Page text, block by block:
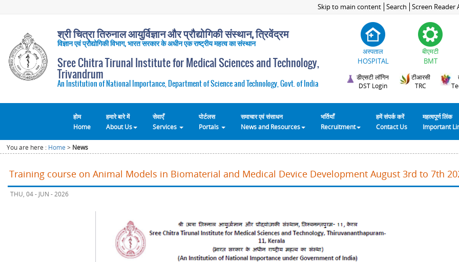
Skip to main content Search Screen Reader
श्री चित्रा तिरुनाल आयुर्विज्ञान और प्रौद्योगिकी संस्थान, त्रिवेंद्रम
विज्ञान एवं प्रौद्योगिकी विभाग, भारत सरकार के अधीन एक राष्ट्रीय महत्व का संस्थान
Sree Chitra Tirunal Institute for Medical Sciences and Technology,
Trivandrum
An Institution of National Importance, Department of Science and Technology, Govt. of India
अस्पताल
HOSPITAL
बीएमटी
BMT
डीएसटी लॉगिन
DST Login
टीआरसी
TRC
होम
Home
हमारे बारे में
About Us
सेवाएँ
Services
पोर्टलस
Portals
समाचार एवं संसाधन
News and Resources
भर्तियाँ
Recruitment
हमें संपर्क करें
Contact Us
महत्वपूर्ण लिंक
Important
You are here : Home > News
Training course on Animal Models in Biomaterial and Medical Device Development August 3rd to 7th
THU, 04 - JUN - 2026